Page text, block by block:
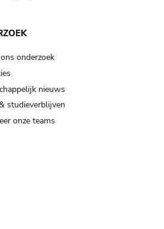
onderzoek
nieuws
studieverblijven
onze teams